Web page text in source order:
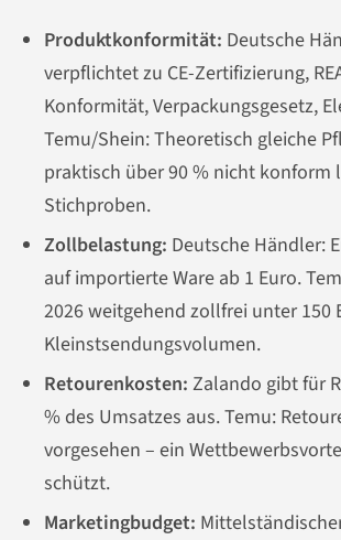
Produktkonformität: Deutsche
verpflichtet zu CE-Zertifizierung,
Konformität, Verpackungsgesetz,
Temu/Shein: Theoretisch gleiche
praktisch über 90 % nicht konform
Stichproben.
Zollbelastung: Deutsche Händler:
auf importierte Ware ab 1 Euro.
2026 weitgehend zollfrei unter 150
Kleinstsendungsvolumen.
Retourenkosten: Zalando gibt für
% des Umsatzes aus. Temu:
vorgesehen – ein
schützt.
Marketingbudget: